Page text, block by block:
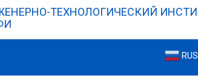
ТЕХНОЛОГИЧЕСКИЙ